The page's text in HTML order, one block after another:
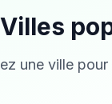
Villes
une ville